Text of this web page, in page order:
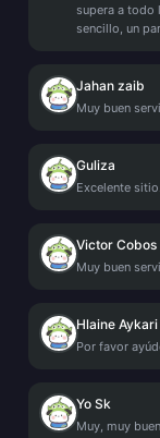
supera a todo
sencillo, un
Jahan zaib
Muy buen
Guliza
Excelente sitio.
Victor Cobos
Muy buen
Hlaine
Por favor
Yo Sk
Muy, muy